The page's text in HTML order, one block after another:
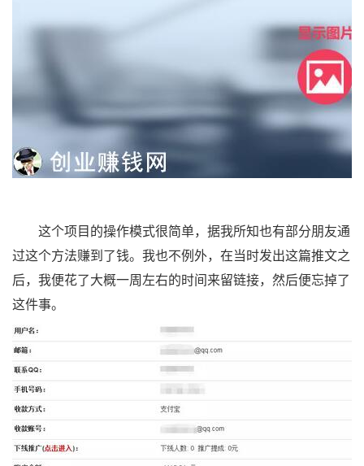
这个项目的操作模式很简单，据我所知也有部分朋友通
过这个方法赚到了钱。我也不例外，在当时发出这篇推文之
后，我便花了大概一周左右的时间来留链接，然后便忘掉了
这件事。